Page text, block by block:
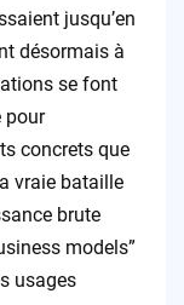
jusqu’en
désormais à
se font
pour
concrets que
vraie bataille
brute
models”
usages